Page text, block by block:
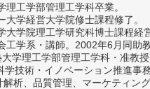
工学部管理工学科卒業。
学経営大学院修士課程修了。
大学院理工学研究科博士課程経
工学系・講師。2002年6月同助教
学理工学部管理工学科・准教
技術・イノベーション推進事
析、品質管理、マーケティング